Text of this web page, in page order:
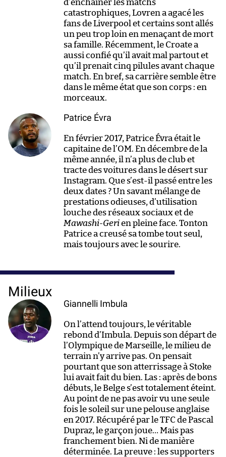
d’enchaîner les matchs
catastrophiques, Lovren a agacé les
fans de Liverpool et certains sont allés
un peu trop loin en menaçant de mort
sa famille. Récemment, le Croate a
aussi confié qu’il avait mal partout et
qu’il prenait cinq pilules avant chaque
match. En bref, sa carrière semble être
dans le même état que son corps : en
morceaux.
Patrice Évra
En février 2017, Patrice Évra était le
capitaine de l’OM. En décembre de la
même année, il n’a plus de club et
tracte des voitures dans le désert sur
Instagram. Que s’est-il passé entre les
deux dates ? Un savant mélange de
prestations odieuses, d’utilisation
louche des réseaux sociaux et de
Mawashi-Gerien pleine face. Tonton
Patrice a creusé sa tombe tout seul,
mais toujours avec le sourire.
Milieux
Giannelli Imbula
On l’attend toujours, le véritable
rebond d’Imbula. Depuis son départ de
l’Olympique de Marseille, le milieu de
terrain n’y arrive pas. On pensait
pourtant que son atterrissage à Stoke
lui avait fait du bien. Las : après de bons
débuts, le Belge s’est totalement éteint.
Au point de ne pas avoir vu une seule
fois le soleil sur une pelouse anglaise
en 2017. Récupéré par le TFC de Pascal
Dupraz, le garçon joue… Mais pas
franchement bien. Ni de manière
déterminée. La preuve : les supporters